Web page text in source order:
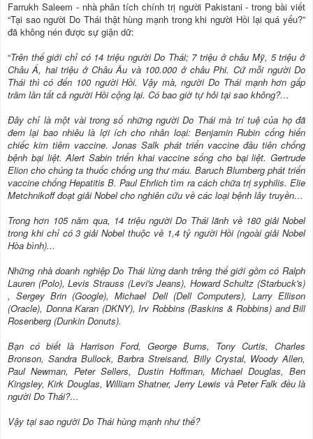
Farrukh Saleem - nhà phân tích chính trị người Pakistani - trong bài viết
“Tại sao người Do Thái thật hùng mạnh trong khi người Hồi lại quá yếu?”
đã không nén được sự giận dữ:
“Trên thế giới chỉ có 14 triệu người Do Thái; 7 triệu ở châu Mỹ, 5 triệu ở
Châu Á, hai triệu ở Châu Âu và 100.000 ở châu Phi. Cứ mỗi người Do
Thái thì có đến 100 người Hồi. Vậy mà, người Do Thái mạnh hơn gấp
trăm lần tất cả người Hồi cộng lại. Có bao giờ tự hỏi tại sao không?…
Đây chỉ là một vài trong số những người Do Thái mà trí tuệ của họ đã
đem lại bao nhiêu là lợi ích cho nhân loại: Benjamin Rubin cống hiến
chiếc kim tiêm vaccine. Jonas Salk phát triển vaccine đầu tiên chống
bệnh bại liệt. Alert Sabin triển khai vaccine sống cho bại liệt. Gertrude
Elion cho chúng ta thuốc chống ung thư máu. Baruch Blumberg phát triển
vaccine chống Hepatitis B. Paul Ehrlich tìm ra cách chữa trị syphilis. Elie
Metchnikoff đoạt giải Nobel cho nghiên cứu về các loại bệnh lây truyền…
Trong hơn 105 năm qua, 14 triệu người Do Thái lãnh về 180 giải Nobel
trong khi chỉ có 3 giải Nobel thuộc về 1,4 tỷ người Hồi (ngoài giải Nobel
Hòa bình)...
Những nhà doanh nghiệp Do Thái lừng danh trêng thế giới gồm có Ralph
Lauren (Polo), Levis Strauss (Levi's Jeans), Howard Schultz (Starbuck's)
, Sergey Brin (Google), Michael Dell (Dell Computers), Larry Ellison
(Oracle), Donna Karan (DKNY), Irv Robbins (Baskins & Robbins) and Bill
Rosenberg (Dunkin Donuts).
Bạn có biết là Harrison Ford, George Burns, Tony Curtis, Charles
Bronson, Sandra Bullock, Barbra Streisand, Billy Crystal, Woody Allen,
Paul Newman, Peter Sellers, Dustin Hoffman, Michael Douglas, Ben
Kingsley, Kirk Douglas, William Shatner, Jerry Lewis và Peter Falk đều là
người Do Thái?…
Vậy tại sao người Do Thái hùng mạnh như thế?